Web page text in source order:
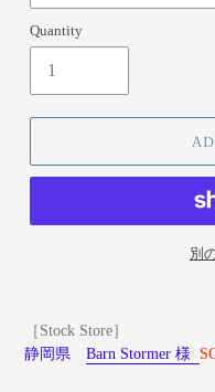
Quantity
別
［Stock Store］
静岡県 Barn Stormer 様